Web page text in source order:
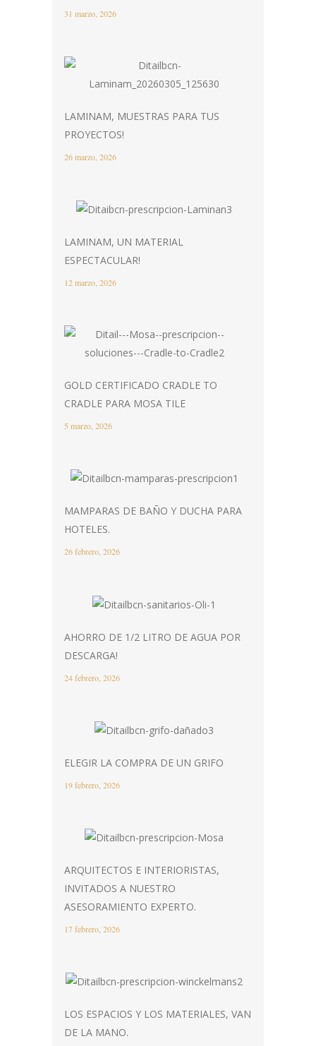
31 marzo, 2026
LAMINAM, MUESTRAS PARA TUS
PROYECTOS!
26 marzo, 2026
LAMINAM, UN MATERIAL
ESPECTACULAR!
12 marzo, 2026
GOLD CERTIFICADO CRADLE TO
CRADLE PARA MOSA TILE
5 marzo, 2026
MAMPARAS DE BAÑO Y DUCHA PARA
HOTELES.
26 febrero, 2026
AHORRO DE 1/2 LITRO DE AGUA POR
DESCARGA!
24 febrero, 2026
ELEGIR LA COMPRA DE UN GRIFO
19 febrero, 2026
ARQUITECTOS E INTERIORISTAS,
INVITADOS A NUESTRO
ASESORAMIENTO EXPERTO.
17 febrero, 2026
LOS ESPACIOS Y LOS MATERIALES, VAN
DE LA MANO.